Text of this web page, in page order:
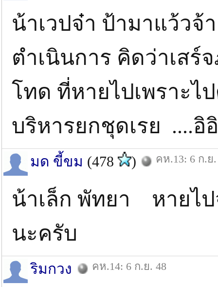
น้าเวปจ๋า ป้ามาแว้วจ้
ตำเนินการ คิดว่าเสร์
โทด ที่หายไปเพราะไ
บริหารยกชุดเรย ....อิ
มด ขี้ขม (478 ) คห.13: 6 ก.ย.
น้าเล็ก พัทยา หายไ
นะครับ
ริมกวง คห.14: 6 ก.ย. 48